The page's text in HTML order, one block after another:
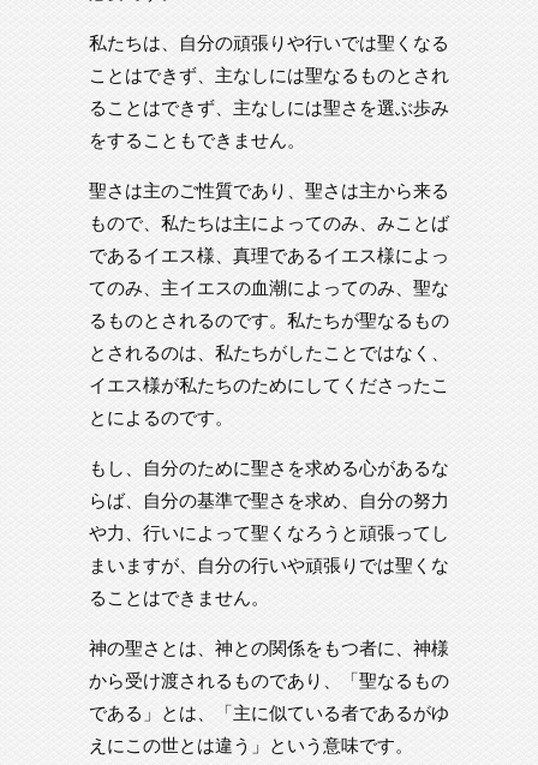
私たちは、自分の頑張りや行いでは聖くなる
ことはできず、主なしには聖なるものとされ
ることはできず、主なしには聖さを選ぶ歩み
をすることもできません。
聖さは主のご性質であり、聖さは主から来る
もので、私たちは主によってのみ、みことば
であるイエス様、真理であるイエス様によっ
てのみ、主イエスの血潮によってのみ、聖な
るものとされるのです。私たちが聖なるもの
とされるのは、私たちがしたことではなく、
イエス様が私たちのためにしてくださったこ
とによるのです。
もし、自分のために聖さを求める心があるな
らば、自分の基準で聖さを求め、自分の努力
や力、行いによって聖くなろうと頑張ってし
まいますが、自分の行いや頑張りでは聖くな
ることはできません。
神の聖さとは、神との関係をもつ者に、神様
から受け渡されるものであり、「聖なるもの
である」とは、「主に似ている者であるがゆ
えにこの世とは違う」という意味です。